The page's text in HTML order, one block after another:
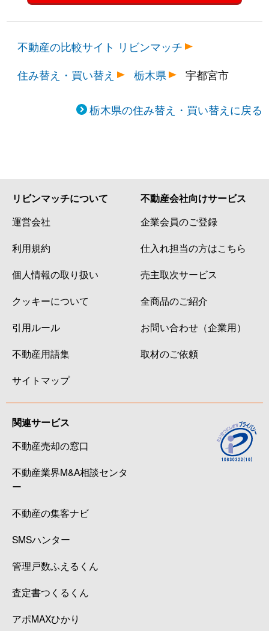
不動産の比較サイト リビンマッチ
住み替え・買い替え
栃木県 宇都宮市
栃木県の住み替え・買い替えに戻る
リビンマッチについて
運営会社
利用規約
個人情報の取り扱い
クッキーについて
引用ルール
不動産用語集
サイトマップ
不動産会社向けサービス
企業会員のご登録
仕入れ担当の方はこちら
売主取次サービス
全商品のご紹介
お問い合わせ（企業用）
取材のご依頼
関連サービス
不動産売却の窓口
不動産業界M&A相談センタ
ー
不動産の集客ナビ
SMSハンター
管理戸数ふえるくん
査定書つくるくん
アポMAXひかり